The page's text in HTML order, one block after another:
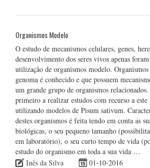
Organismos Modelo
O estudo de mecanismos celulares, genes,
desenvolvimento dos seres vivos apenas
utilização de organismos modelo.
genoma é conhecido e que possuem
um grande grupo de organismos
primeiro a realizar estudos com recurso a
utilizando modelos de Pisum sativum.
destes organismos é feita tendo em conta as
biológicas, o seu pequeno tamanho
em laboratório), o seu curto tempo de vida
estudo do organismo em toda a sua vida …
Inês da Silva
01-10-2016